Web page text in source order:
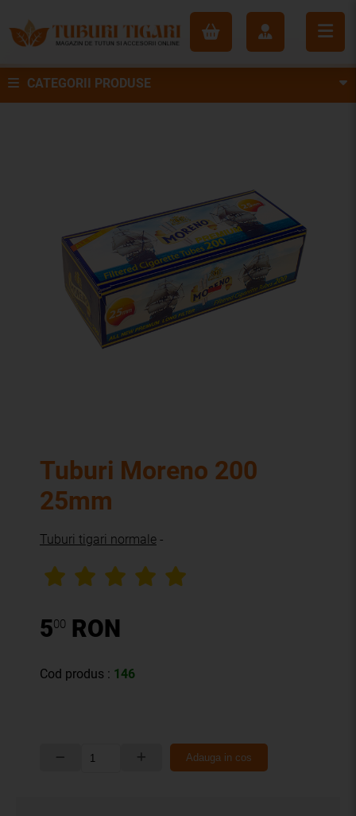
CATEGORII PRODUSE
Tuburi Moreno 200
25mm
Tuburi tigari normale -
500 RON
Cod produs : 146
Adauga in cos